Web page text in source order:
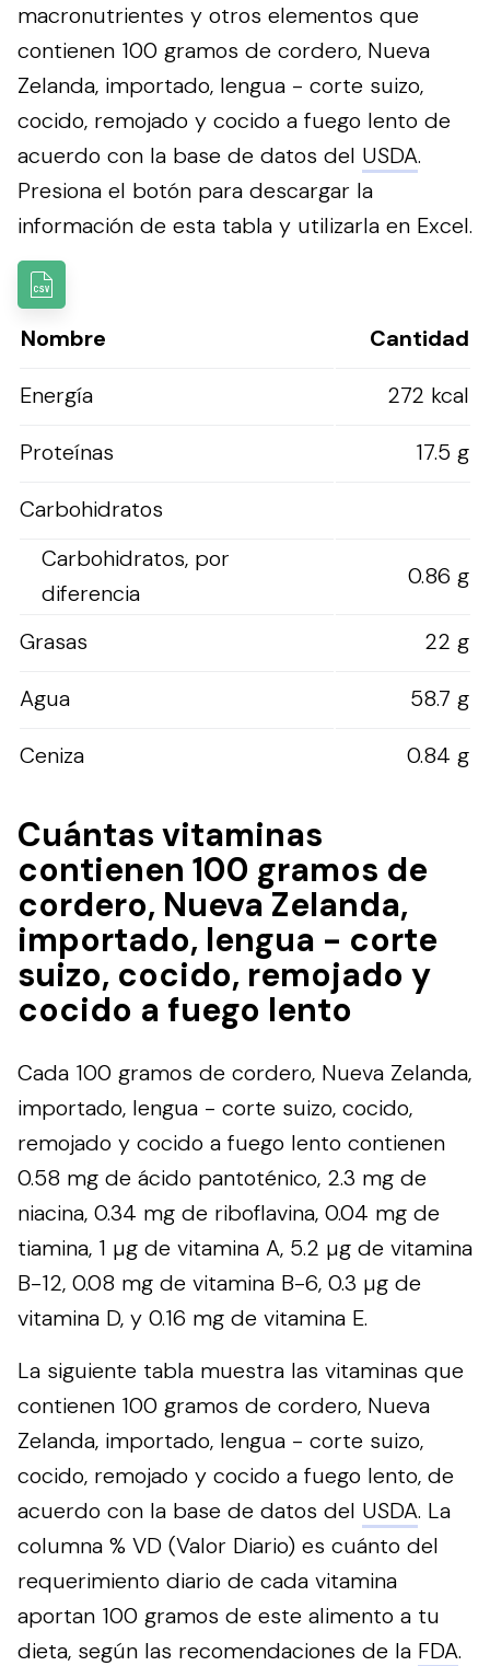
macronutrientes y otros elementos que
contienen 100 gramos de cordero, Nueva
Zelanda, importado, lengua - corte suizo,
cocido, remojado y cocido a fuego lento de
acuerdo con la base de datos del USDA.
Presiona el botón para descargar la
información de esta tabla y utilizarla en Excel.
Nombre
Cantidad
Energía
272 kcal
Proteínas
17.5 g
Carbohidratos
Carbohidratos, por
diferencia
0.86 g
Grasas
22 g
Agua
58.7 g
Ceniza
0.84 g
Cuántas vitaminas
contienen 100 gramos de
cordero, Nueva Zelanda,
importado, lengua - corte
suizo, cocido, remojado y
cocido a fuego lento
Cada 100 gramos de cordero, Nueva Zelanda,
importado, lengua - corte suizo, cocido,
remojado y cocido a fuego lento contienen
0.58 mg de ácido pantoténico, 2.3 mg de
niacina, 0.34 mg de riboflavina, 0.04 mg de
tiamina, 1 µg de vitamina A, 5.2 µg de vitamina
B-12, 0.08 mg de vitamina B-6, 0.3 µg de
vitamina D, y 0.16 mg de vitamina E.
La siguiente tabla muestra las vitaminas que
contienen 100 gramos de cordero, Nueva
Zelanda, importado, lengua - corte suizo,
cocido, remojado y cocido a fuego lento, de
acuerdo con la base de datos del USDA. La
columna % VD (Valor Diario) es cuánto del
requerimiento diario de cada vitamina
aportan 100 gramos de este alimento a tu
dieta, según las recomendaciones de la FDA.